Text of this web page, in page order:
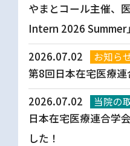
やまとコール主催、
Intern 2026 Summer
2026.07.02
お知ら
第8回日本在宅医療連
2026.07.02
当院の
日本在宅医療連合学
した！